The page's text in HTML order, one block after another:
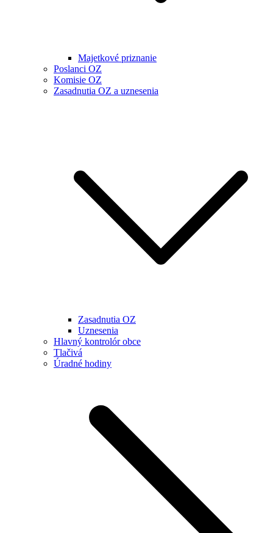
Majetkové priznanie
Poslanci OZ
Komisie OZ
Zasadnutia OZ a uznesenia
Zasadnutia OZ
Uznesenia
Hlavný kontrolór obce
Tlačivá
Úradné hodiny